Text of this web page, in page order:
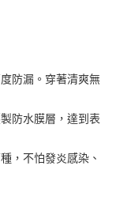
銀行
行
銀行
銀行
防漏。穿著清爽無
防水膜層，達到表
，不怕發炎感染、